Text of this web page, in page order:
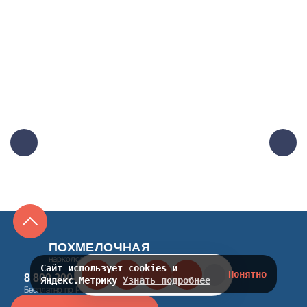
ПОХМЕЛОЧНАЯ
наркологический центр
8 800 200-48-16
Бесплатно по РФ
Сайт использует cookies и
Яндекс.Метрику Узнать подробнее
Понятно